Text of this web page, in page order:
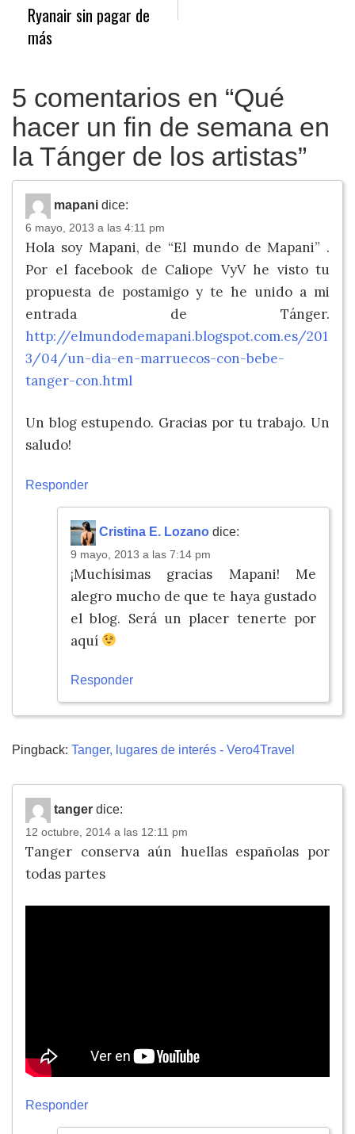
entradas
Ryanair sin pagar de
más
5 comentarios en “Qué
hacer un fin de semana en
la Tánger de los artistas”
mapani dice:
6 mayo, 2013 a las 4:11 pm
Hola soy Mapani, de “El mundo de Mapani” .
Por el facebook de Caliope VyV he visto tu
propuesta de postamigo y te he unido a mi
entrada de Tánger.
http://elmundodemapani.blogspot.com.es/201
3/04/un-dia-en-marruecos-con-bebe-
tanger-con.html
Un blog estupendo. Gracias por tu trabajo. Un
saludo!
Responder
Cristina E. Lozano dice:
9 mayo, 2013 a las 7:14 pm
¡Muchísimas gracias Mapani! Me
alegro mucho de que te haya gustado
el blog. Será un placer tenerte por
aquí
Responder
Pingback: Tanger, lugares de interés - Vero4Travel
tanger dice:
12 octubre, 2014 a las 12:11 pm
Tanger conserva aún huellas españolas por
todas partes
Responder